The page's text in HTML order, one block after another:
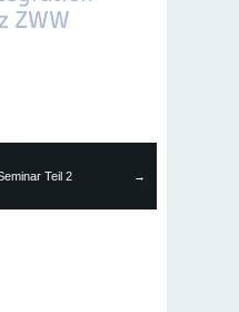
ZWW
Teil 2 →